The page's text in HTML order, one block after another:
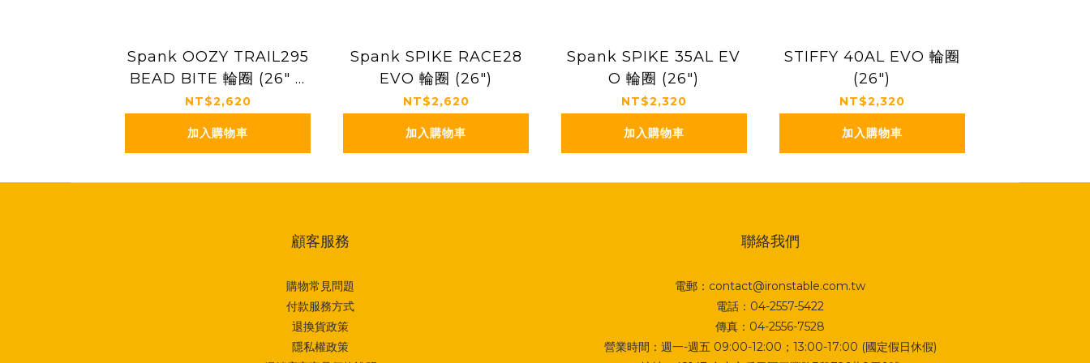
Spank OOZY TRAIL295
BEAD BITE 輪圈 (26" &
27.5")
NT$2,620
加入購物車
Spank SPIKE RACE28
EVO 輪圈 (26")
NT$2,620
加入購物車
Spank SPIKE 35AL EV
O 輪圈 (26")
NT$2,320
加入購物車
STIFFY 40AL EVO 輪圈
(26")
NT$2,320
加入購物車
顧客服務
購物常見問題
付款服務方式
退換貨政策
隱私權政策
聯絡我們
電郵：contact@ironstable.com.tw
電話：04-2557-5422
傳真：04-2556-7528
營業時間：週一-週五 09:00-12:00；13:00-17:00 (國定假日休假)